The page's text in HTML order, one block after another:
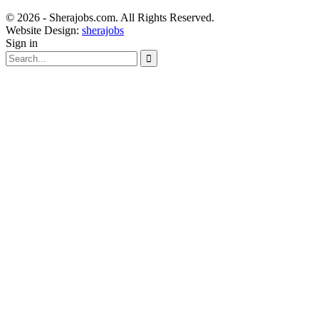
© 2026 - Sherajobs.com. All Rights Reserved.
Website Design: sherajobs
Sign in